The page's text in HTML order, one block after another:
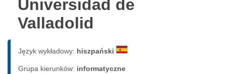
Universidad de
Valladolid
Język wykładowy: hiszpański
Grupa kierunków: informatyczne